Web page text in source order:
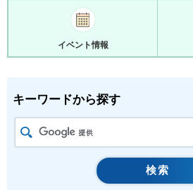
イベント情報
キーワードから探す